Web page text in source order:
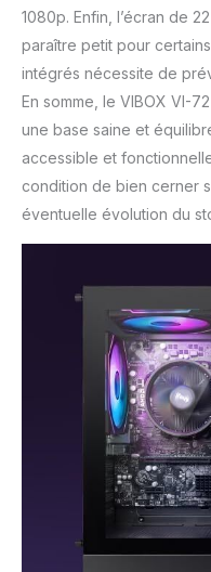
1080p. Enfin, l’écran de
paraître petit pour
intégrés nécessite de
En somme, le VIBOX VI-
une base saine et
accessible et
condition de bien cerner
éventuelle évolution du